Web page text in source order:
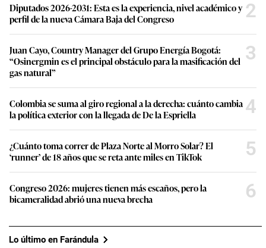
Diputados 2026-2031: Esta es la experiencia, nivel académico y
perfil de la nueva Cámara Baja del Congreso
2
Juan Cayo, Country Manager del Grupo Energía Bogotá:
“Osinergmin es el principal obstáculo para la masificación del
gas natural”
3
Colombia se suma al giro regional a la derecha: cuánto cambia
la política exterior con la llegada de De la Espriella
4
¿Cuánto toma correr de Plaza Norte al Morro Solar? El
‘runner’ de 18 años que se reta ante miles en TikTok
5
Congreso 2026: mujeres tienen más escaños, pero la
bicameralidad abrió una nueva brecha
6
Lo último en Farándula